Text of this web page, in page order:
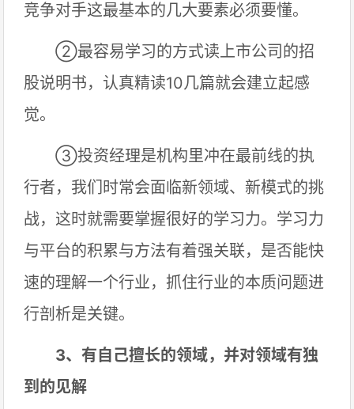
竞争对手这最基本的几大要素必须要懂。
②最容易学习的方式读上市公司的招
股说明书，认真精读10几篇就会建立起感
觉。
③投资经理是机构里冲在最前线的执
行者，我们时常会面临新领域、新模式的挑
战，这时就需要掌握很好的学习力。学习力
与平台的积累与方法有着强关联，是否能快
速的理解一个行业，抓住行业的本质问题进
行剖析是关键。
3、有自己擅长的领域，并对领域有独
到的见解